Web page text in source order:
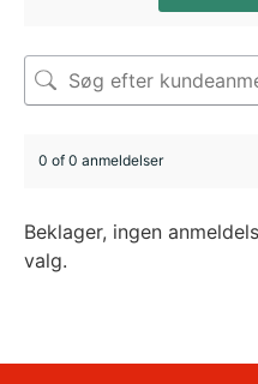
0 of 0 anmeldelser
Beklager, ingen
valg.